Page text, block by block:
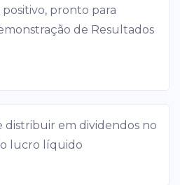
pronto para
de Resultados
distribuir em dividendos no
lucro líquido